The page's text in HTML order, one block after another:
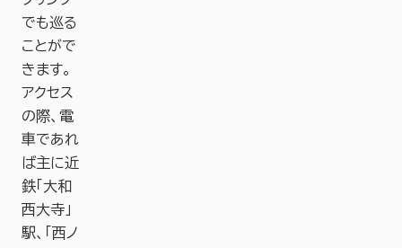
でも巡る
ことがで
きます。
アクセス
の際、電
車であれ
ば主に近
鉄「大和
西大寺」
駅、「西ノ